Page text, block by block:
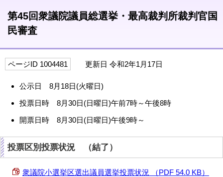
第45回衆議院議員総選挙・最高裁判所裁判官国
民審査
ページID 1004481 更新日 令和2年1月17日
公示日 8月18日(火曜日)
投票日時 8月30日(日曜日)午前7時～午後8時
開票日時 8月30日(日曜日)午後9時～
投票区別投票状況 （結了）
衆議院小選挙区選出議員選挙投票状況 （PDF 54.0 KB）